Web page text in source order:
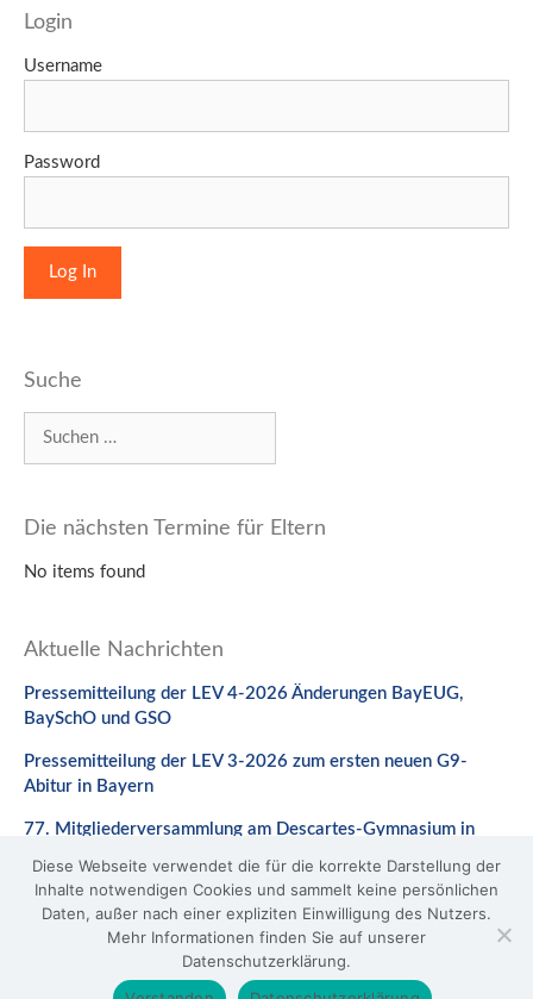
Login
Username
Password
Suche
Die nächsten Termine für Eltern
No items found
Aktuelle Nachrichten
Pressemitteilung der LEV 4-2026 Änderungen BayEUG,
BaySchO und GSO
Pressemitteilung der LEV 3-2026 zum ersten neuen G9-
Abitur in Bayern
77. Mitgliederversammlung am Descartes-Gymnasium in
Stellungnahme zum Gesetzentwurf zur Änderung des
BaySchO
Diese Webseite verwendet die für die korrekte Darstellung der
Inhalte notwendigen Cookies und sammelt keine persönlichen
Daten, außer nach einer expliziten Einwilligung des Nutzers.
Mehr Informationen finden Sie auf unserer
Datenschutzerklärung.